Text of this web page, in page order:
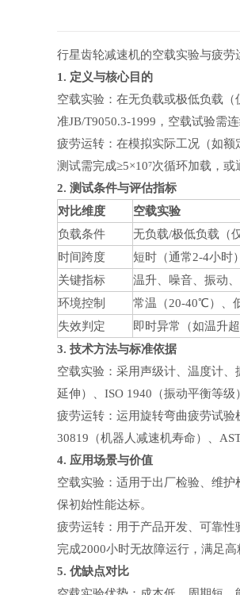
行星齿轮减速机的空载实验与疲
1. 定义与核心目的
空载实验：在无负载或极低负载
准JB/T9050.3-1999，空载试验需
疲劳运转：在模拟实际工况（如
测试需完成≥5×10⁷次循环加载，
2. 测试条件与评估指标
对比维度
空载实验
负载条件
无负载/极低负载（
时间跨度
短时（通常2-4小时）
关键指标
温升、噪音、振动
环境控制
常温（20-40℃）、
失效判定
即时异常（如温升
3. 技术方法与标准依据
空载实验：采用声级计、温度计
延伸）、ISO 1940（振动平衡等级
疲劳运转：运用旋转弯曲疲劳试
30819（机器人减速机寿命）、
4. 应用场景与价值
空载实验：适用于出厂检验、维
保初始性能达标。
疲劳运转：用于产品开发、可靠
完成2000小时无故障运行，满足高
5. 优缺点对比